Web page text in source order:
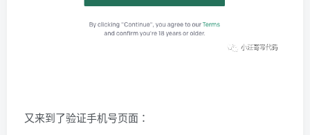
又来到了验证手机号页面：